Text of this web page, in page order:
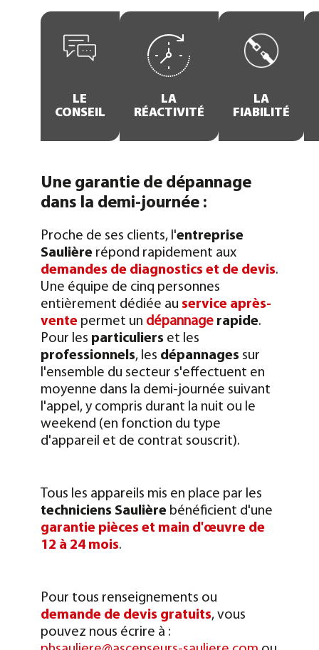
LE
CONSEIL
LA
RÉACTIVITÉ
LA
FIABILITÉ
Une garantie de dépannage
dans la demi-journée :
Proche de ses clients, l'entreprise
Saulièrerépond rapidement aux
demandes de diagnostics et de devis.
Une équipe de cinq personnes
entièrement dédiée au service après-
ventepermet un dépannagerapide.
Pour les particuliers et les
professionnels, les dépannages sur
l'ensemble du secteur s'effectuent en
moyenne dans la demi-journée suivant
l'appel, y compris durant la nuit ou le
weekend (en fonction du type
d'appareil et de contrat souscrit).
Tous les appareils mis en place par les
techniciens Saulièrebénéficient d'une
garantie pièces et main d'œuvre de
12 à 24 mois.
Pour tous renseignements ou
demande de devis gratuits, vous
pouvez nous écrire à :